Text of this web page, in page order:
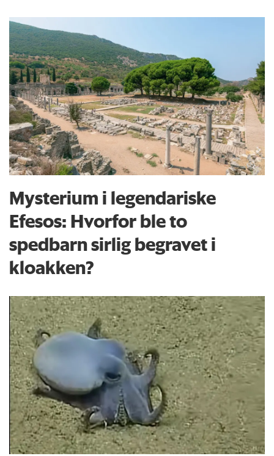
Mysterium i legendariske
Efesos: Hvorfor ble to
spedbarn sirlig begravet i
kloakken?